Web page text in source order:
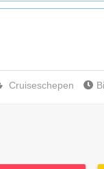
Cruiseschepen